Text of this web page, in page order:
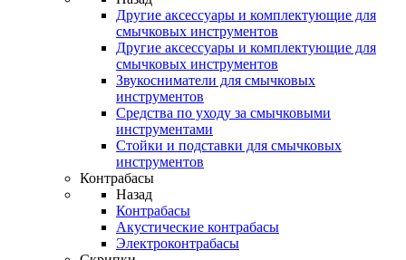
Другие аксессуары и комплектующие для
смычковых инструментов
Другие аксессуары и комплектующие для
смычковых инструментов
Звукосниматели для смычковых
инструментов
Средства по уходу за смычковыми
инструментами
Стойки и подставки для смычковых
инструментов
Контрабасы
Назад
Контрабасы
Акустические контрабасы
Электроконтрабасы